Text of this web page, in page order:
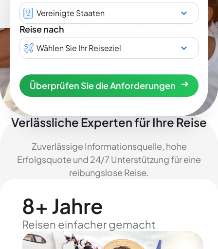
Vereinigte Staaten
Reise nach
Wählen Sie Ihr Reiseziel
Überprüfen Sie die Anforderungen
Verlässliche Experten für Ihre Reise
Zuverlässige Informationsquelle, hohe
Erfolgsquote und 24/7 Unterstützung für eine
reibungslose Reise.
8+ Jahre
Reisen einfacher gemacht